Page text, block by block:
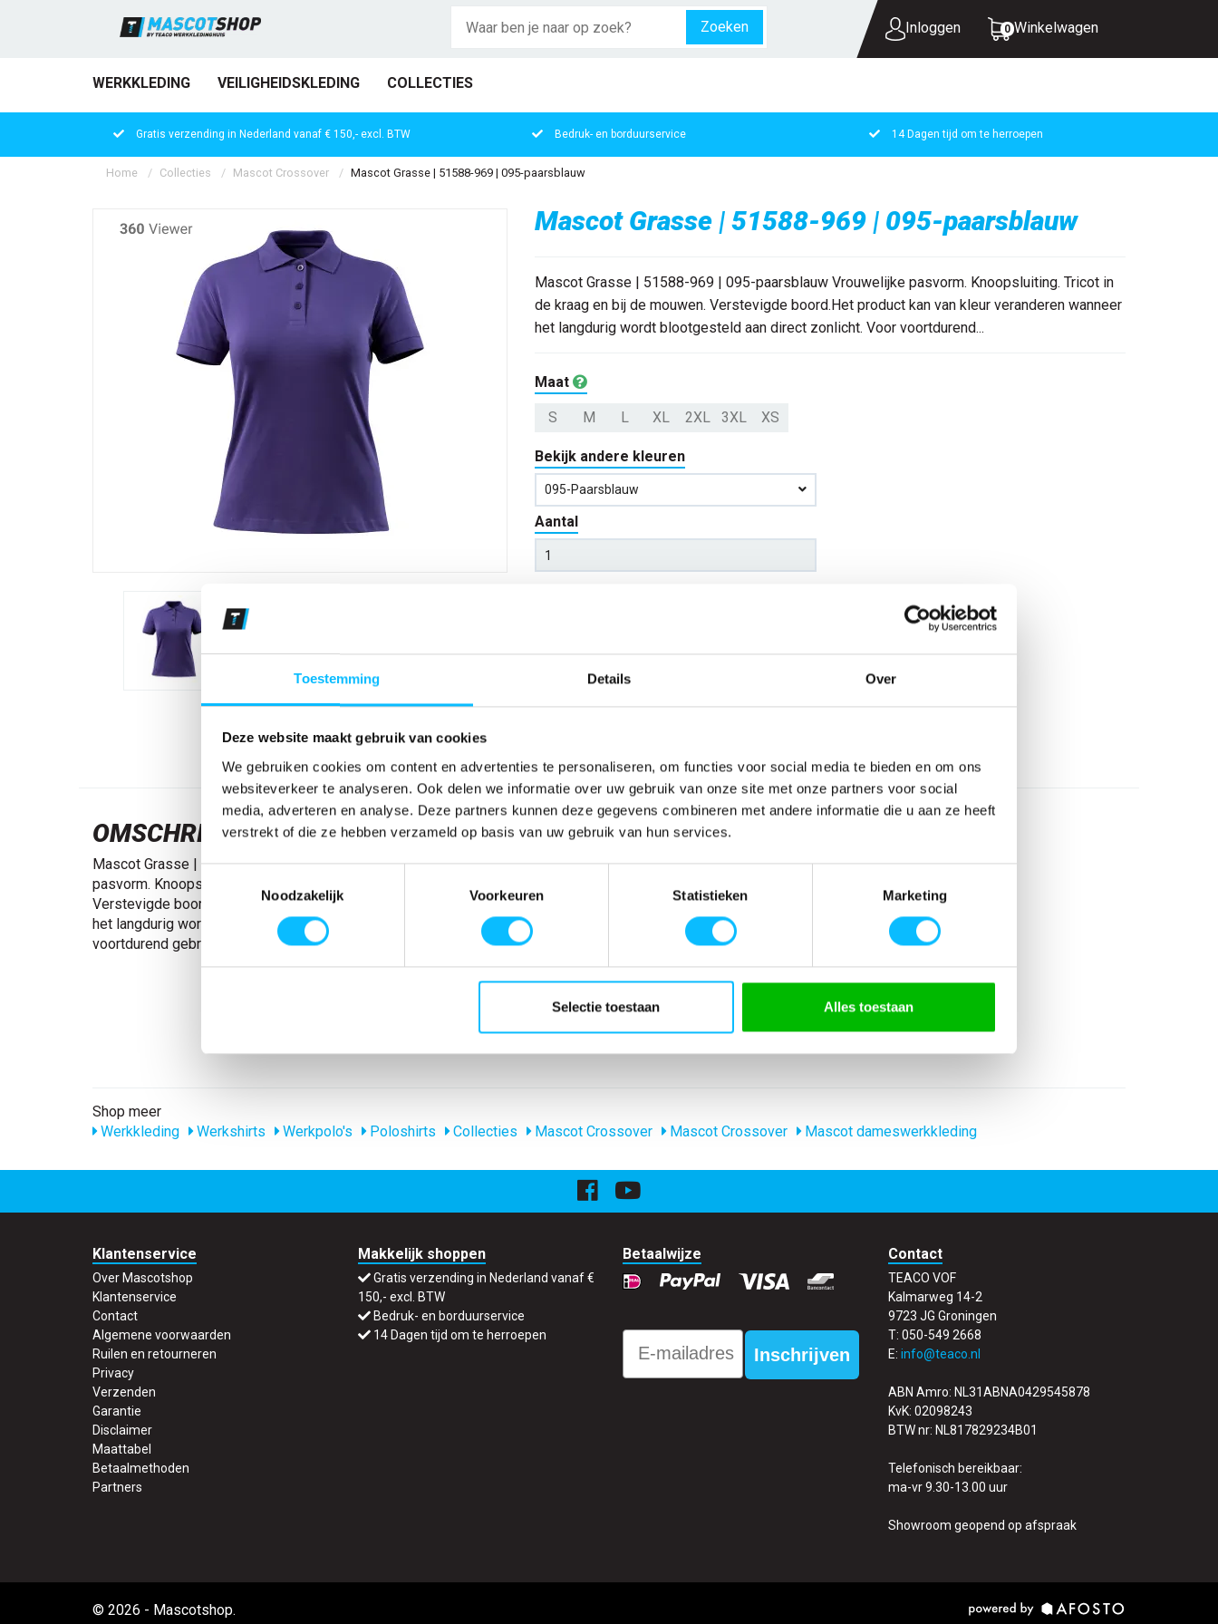
Toestemming Details Over
Deze website maakt gebruik van cookies
We gebruiken cookies om content en advertenties te personaliseren, om functies voor social media te bieden en om ons
websiteverkeer te analyseren. Ook delen we informatie over uw gebruik van onze site met onze partners voor social
media, adverteren en analyse. Deze partners kunnen deze gegevens combineren met andere informatie die u aan ze heeft
verstrekt of die ze hebben verzameld op basis van uw gebruik van hun services.
Noodzakelijk
Voorkeuren Statistieken Marketing
Selectie toestaan Alles toestaan
Zoeken Inloggen 0 Winkelwagen
WERKKLEDING VEILIGHEIDSKLEDING COLLECTIES
UW WINKELWAGEN IS LEEG.
Gratis verzending in Nederland vanaf € 150,- excl. BTW Bedruk- en borduurservice 14 Dagen tijd om te herroepen
Home Collecties Mascot Crossover Mascot Grasse | 51588-969 | 095-paarsblauw
Mascot Grasse | 51588-969 | 095-paarsblauw
Mascot Grasse | 51588-969 | 095-paarsblauw Vrouwelijke pasvorm. Knoopsluiting. Tricot in
de kraag en bij de mouwen. Verstevigde boord.Het product kan van kleur veranderen wanneer
het langdurig wordt blootgesteld aan direct zonlicht. Voor voortdurend...
Maat
S M L XL 2XL 3XL XS
Bekijk andere kleuren
095-Paarsblauw
Aantal
Kies kleur/maat € 16,37
Verwachte bezorgdag:14-08-2026
OMSCHRIJVING
Mascot Grasse | 51588-969 | 095-paarsblauw Vrouwelijke
pasvorm. Knoopsluiting. Tricot in de kraag en bij de mouwen.
Verstevigde boord.Het product kan van kleur veranderen wanneer
het langdurig wordt blootgesteld aan direct zonlicht. Voor
voortdurend gebruik buitenshuis wordt 50363-861 aanbevolen.
SPECIFICATIES
Artikelnummer
-
Model
51588-969
Mascot
95% katoen/5% elastaan
nl_materiaal
Katoen Elastaan
Producttype
Dames polo shirt
Levertijd
Shop meer
Werkkleding
Werkshirts Werkpolo's Poloshirts Collecties Mascot Crossover Mascot Crossover Mascot dameswerkkleding
Klantenservice
Over Mascotshop
Klantenservice
Contact
Algemene voorwaarden
Ruilen en retourneren
Privacy
Verzenden
Garantie
Disclaimer
Maattabel
Betaalmethoden
Partners
Makkelijk shoppen
Gratis verzending in Nederland vanaf €
150,- excl. BTW
Bedruk- en borduurservice
14 Dagen tijd om te herroepen
Betaalwijze
Email
Inschrijven
Contact
TEACO VOF
Kalmarweg 14-2
9723 JG Groningen
T: 050-549 2668
E: info@teaco.nl
ABN Amro: NL31ABNA0429545878
KvK: 02098243
BTW nr: NL817829234B01
Telefonisch bereikbaar:
ma-vr 9.30-13.00 uur
Showroom geopend op afspraak
© 2026 - Mascotshop.